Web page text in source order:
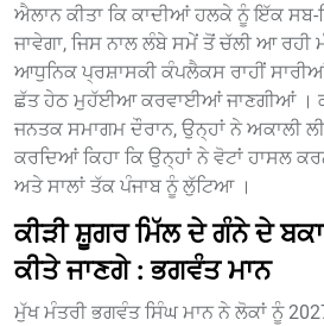
ਐਲਾਨ ਕੀਤਾ ਕਿ ਕਾਦੀਆਂ ਹਲਕੇ ਨੂੰ ਇੱਕ ਸਬ-
ਜਾਵੇਗਾ, ਜਿਸ ਨਾਲ ਲੰਬੇ ਸਮੇਂ ਤੋਂ ਚੱਲੀ ਆ
ਆਧੁਨਿਕ ਪ੍ਰਸ਼ਾਸਕੀ ਕੰਪਲੈਕਸ ਰਾਹੀਂ
ਛੱਤ ਹੇਠ ਮੁਹੱਈਆ ਕਰਵਾਈਆਂ ਜਾਣਗੀਆਂ ।
ਜਨਤਕ ਸਮਾਗਮ ਦੌਰਾਨ, ਉਨ੍ਹਾਂ ਨੇ ਅਕਾਲੀ
ਕਰਦਿਆਂ ਕਿਹਾ ਕਿ ਉਨ੍ਹਾਂ ਨੇ ਵੋਟਾਂ ਹਾਸਲ
ਅਤੇ ਸਾਲਾਂ ਤੱਕ ਪੰਜਾਬ ਨੂੰ ਲੁੱਟਿਆ ।
ਕੀੜੀ ਸ਼ੂਗਰ ਮਿੱਲ ਦੇ ਗੰਨੇ ਦੇ
ਕੀਤੇ ਜਾਣਗੇ : ਭਗਵੰਤ ਮਾਨ
ਮੁੱਖ ਮੰਤਰੀ ਭਗਵੰਤ ਸਿੰਘ ਮਾਨ ਨੇ ਲੋਕਾਂ ਨੂੰ